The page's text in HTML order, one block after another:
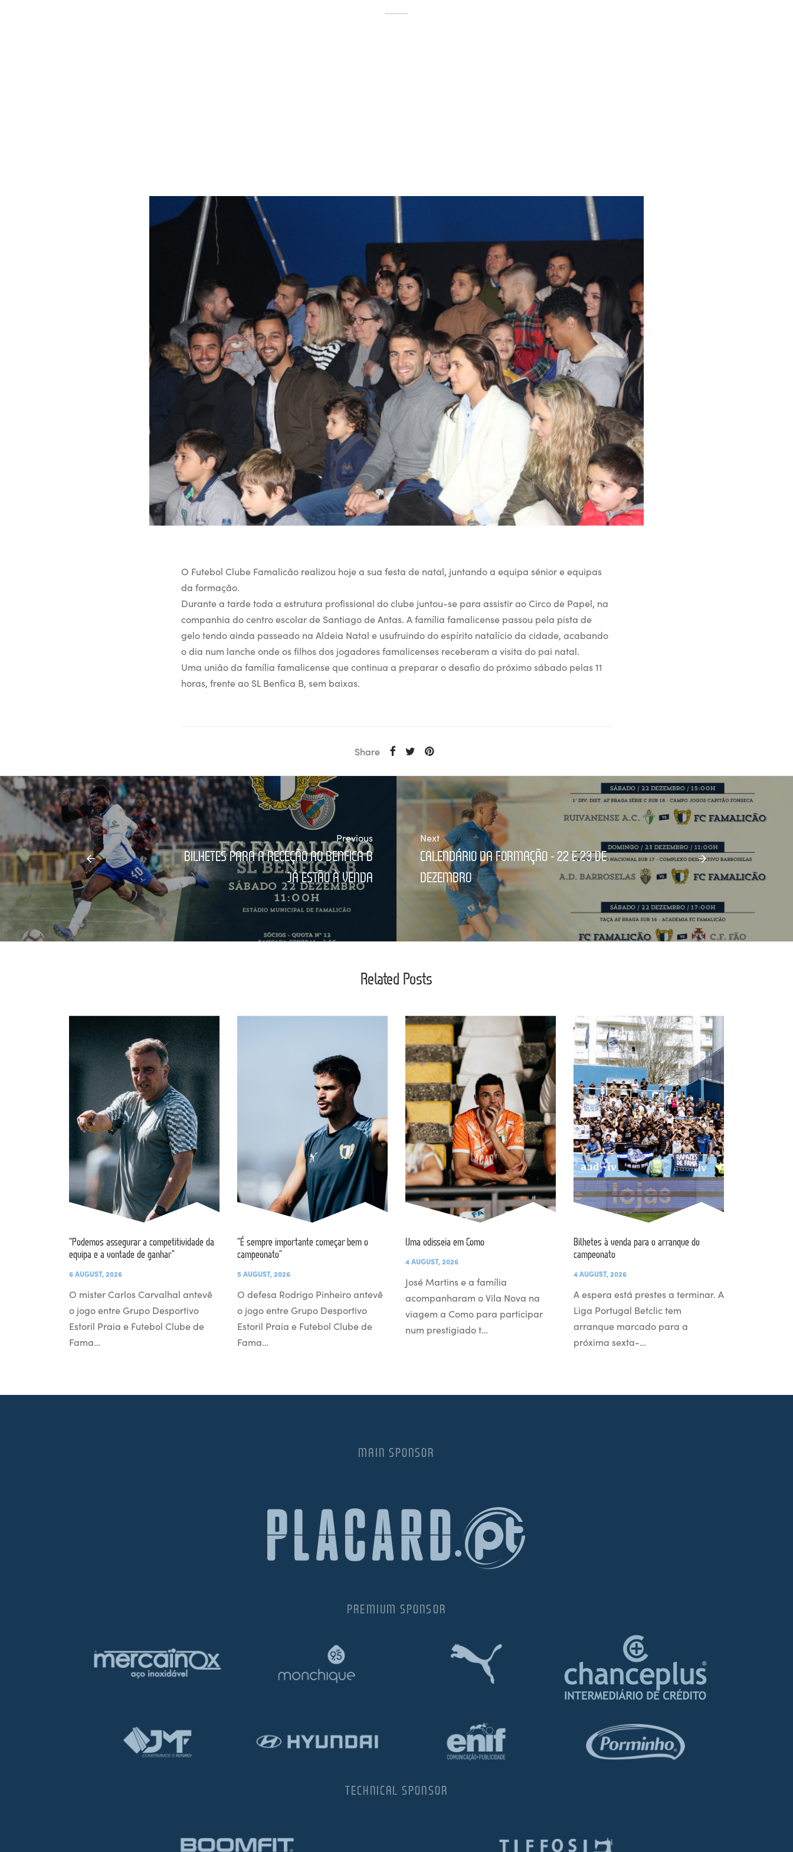
O Futebol Clube Famalicão realizou hoje a sua festa de natal, juntando a equipa sénior e equipas
da formação.
Durante a tarde toda a estrutura profissional do clube juntou-se para assistir ao Circo de Papel, na
companhia do centro escolar de Santiago de Antas. A família famalicense passou pela pista de
gelo tendo ainda passeado na Aldeia Natal e usufruindo do espírito natalício da cidade, acabando
o dia num lanche onde os filhos dos jogadores famalicenses receberam a visita do pai natal.
Uma união da família famalicense que continua a preparar o desafio do próximo sábado pelas 11
horas, frente ao SL Benfica B, sem baixas.
Share
Previous
BILHETES PARA A RECEÇÃO AO BENFICA B
JÁ ESTÃO À VENDA
Next
CALENDÁRIO DA FORMAÇÃO - 22 E 23 DE
DEZEMBRO
Related Posts
“Podemos assegurar a competitividade da
equipa e a vontade de ganhar”
6 AUGUST, 2026
O mister Carlos Carvalhal antevê
o jogo entre Grupo Desportivo
Estoril Praia e Futebol Clube de
Fama…
“É sempre importante começar bem o
campeonato”
5 AUGUST, 2026
O defesa Rodrigo Pinheiro antevê
o jogo entre Grupo Desportivo
Estoril Praia e Futebol Clube de
Fama…
Uma odisseia em Como
4 AUGUST, 2026
José Martins e a família
acompanharam o Vila Nova na
viagem a Como para participar
num prestigiado t…
Bilhetes à venda para o arranque do
campeonato
4 AUGUST, 2026
A espera está prestes a terminar. A
Liga Portugal Betclic tem
arranque marcado para a
próxima sexta-…
MAIN SPONSOR
PREMIUM SPONSOR
TECHNICAL SPONSOR